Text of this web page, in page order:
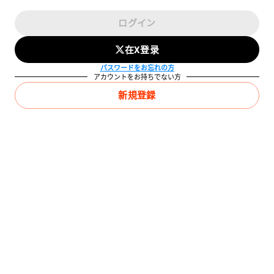
ログイン
在X登录
パスワードをお忘れの方
アカウントをお持ちでない方
新規登録